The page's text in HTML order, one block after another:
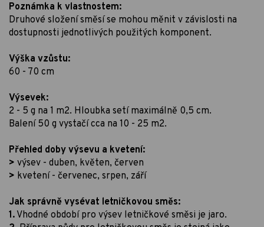
Poznámka k vlastnostem:
Druhové složení směsí se mohou měnit v závislosti na
dostupnosti jednotlivých použitých komponent.
Výška vzůstu:
60 - 70 cm
Výsevek:
2 - 5 g na 1 m2. Hloubka setí maximálně 0,5 cm.
Balení 50 g vystačí cca na 10 - 25 m2.
Přehled doby výsevu a kvetení:
> výsev - duben, květen, červen
> kvetení - červenec, srpen, září
Jak správně vysévat letničkovou směs:
1. Vhodné období pro výsev letničkové směsi je jaro.